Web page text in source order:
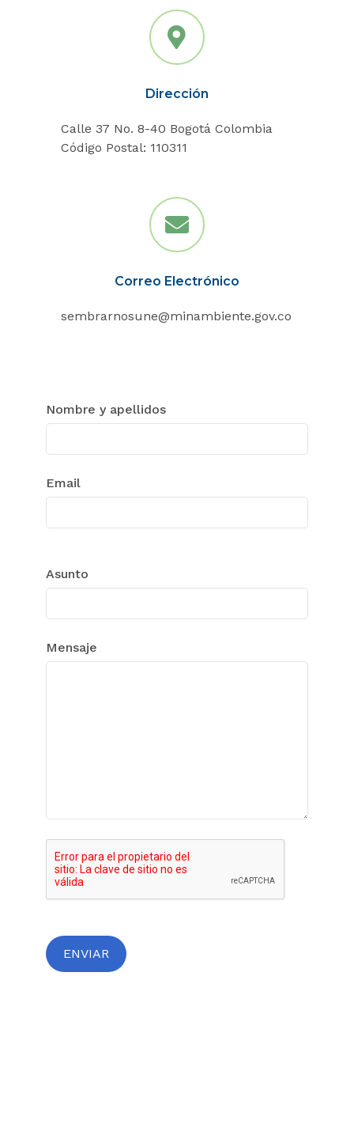
Dirección
Calle 37 No. 8-40 Bogotá Colombia
Código Postal: 110311
Correo Electrónico
sembrarnosune@minambiente.gov.co
Nombre y apellidos
Email
Asunto
Mensaje